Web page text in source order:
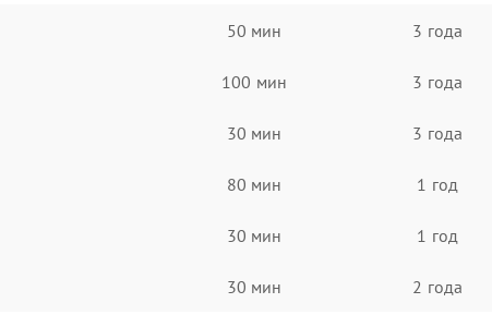
50 мин 3 года
100 мин 3 года
30 мин 3 года
80 мин 1 год
30 мин 1 год
30 мин 2 года